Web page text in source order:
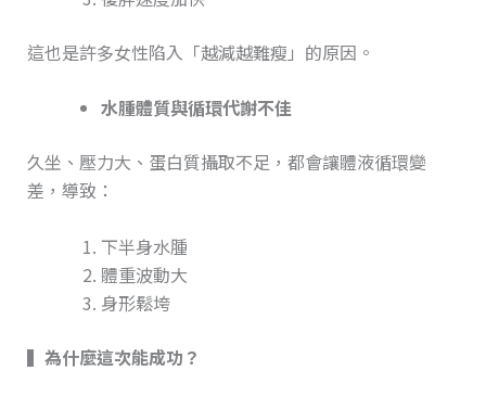
這也是許多女性陷入「越減越難瘦」的原因。
水腫體質與循環代謝不佳
久坐、壓力大、蛋白質攝取不足，都會讓體液循環變
差，導致：
下半身水腫
體重波動大
身形鬆垮
▍ 為什麼這次能成功？